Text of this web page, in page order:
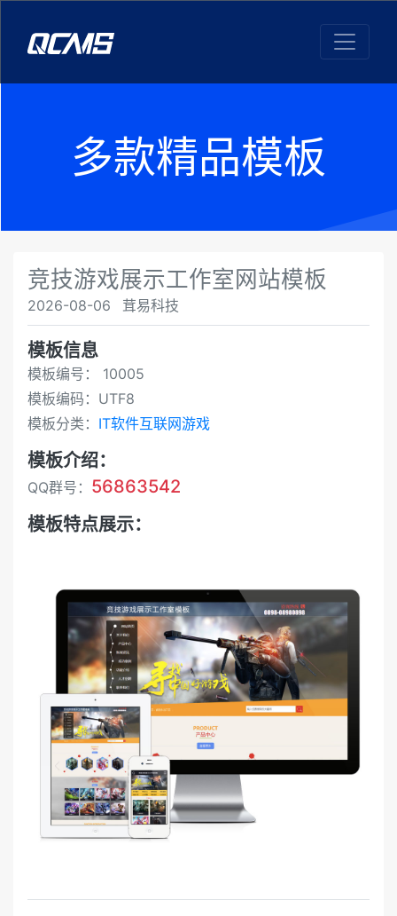
多款精品模板
竞技游戏展示工作室网站模板
2026-08-06 茸易科技
模板信息
模板编号： 10005
模板编码：UTF8
模板分类： IT软件互联网游戏
模板介绍：
QQ群号： 56863542
模板特点展示：